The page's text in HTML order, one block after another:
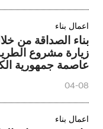
اعمال بناء
بناء الصداقة من
زيارة مشروع
عاصمة جمهورية
04-08
اعمال بناء